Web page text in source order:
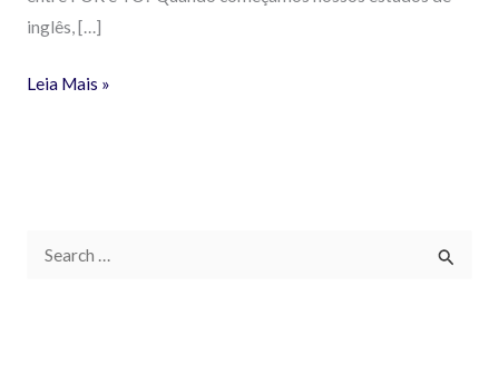
inglês, […]
Leia Mais »